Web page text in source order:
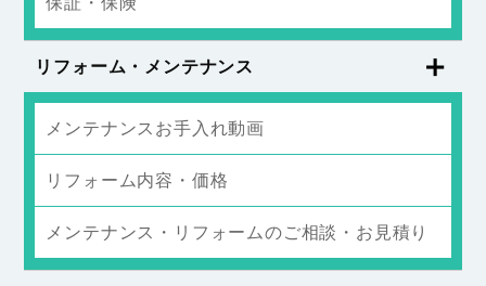
リフォーム・メンテナンス
メンテナンスお手入れ動画
リフォーム内容・価格
メンテナンス・リフォームのご相談・お見積り